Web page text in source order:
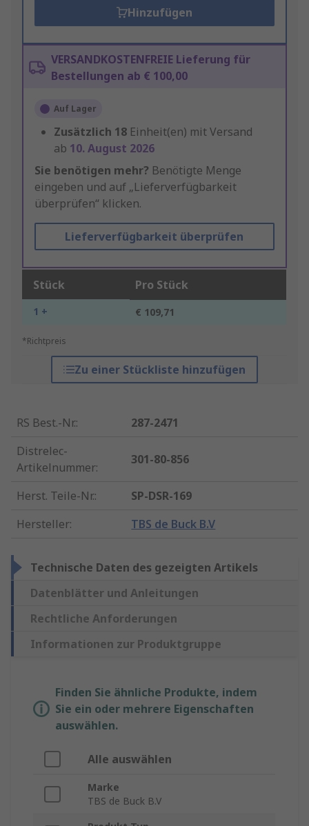
Hinzufügen
VERSANDKOSTENFREIE Lieferung für
Bestellungen ab € 100,00
Auf Lager
Zusätzlich 18 Einheit(en) mit Versand
ab 10. August 2026
Sie benötigen mehr? Benötigte Menge
eingeben und auf „Lieferverfügbarkeit
überprüfen“ klicken.
Lieferverfügbarkeit überprüfen
Stück Pro Stück
1 + € 109,71
*Richtpreis
Zu einer Stückliste hinzufügen
RS Best.-Nr.:
287-2471
Distrelec-
Artikelnummer:
301-80-856
Herst. Teile-Nr.:
SP-DSR-169
Hersteller: TBS de Buck B.V
Technische Daten des gezeigten Artikels
Datenblätter und Anleitungen
Rechtliche Anforderungen
Informationen zur Produktgruppe
Finden Sie ähnliche Produkte, indem
Sie ein oder mehrere Eigenschaften
auswählen.
Alle auswählen
Marke
TBS de Buck B.V